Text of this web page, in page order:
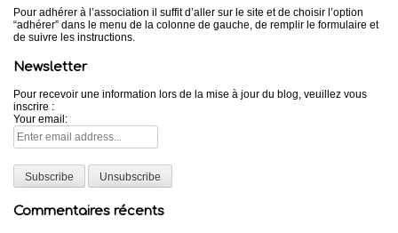
Pour adhérer à l’association il suffit d’aller sur le site et de choisir l’option
“adhérer” dans le menu de la colonne de gauche, de remplir le formulaire et
de suivre les instructions.
Newsletter
Pour recevoir une information lors de la mise à jour du blog, veuillez vous
inscrire :
Your email:
Commentaires récents